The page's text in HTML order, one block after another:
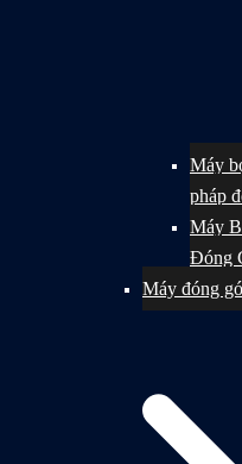
Máy
pháp
Máy
Đóng
Máy đóng